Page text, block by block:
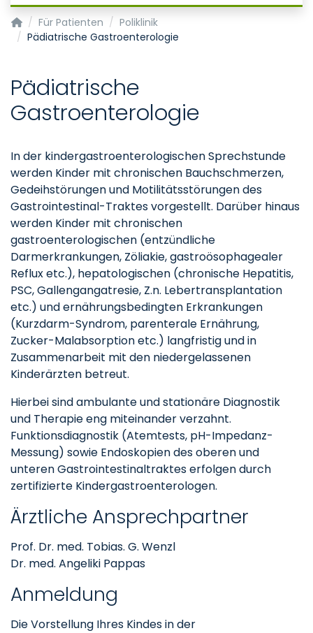
Klinik für Kinder- und Jugendmedizin
Für Patienten
Poliklinik
Pädiatrische Gastroenterologie
Pädiatrische
Gastroenterologie
In der kindergastroenterologischen Sprechstunde
werden Kinder mit chronischen Bauchschmerzen,
Gedeihstörungen und Motilitätsstörungen des
Gastrointestinal-Traktes vorgestellt. Darüber hinaus
werden Kinder mit chronischen
gastroenterologischen (entzündliche
Darmerkrankungen, Zöliakie, gastroösophagealer
Reflux etc.), hepatologischen (chronische Hepatitis,
PSC, Gallengangatresie, Z.n. Lebertransplantation
etc.) und ernährungsbedingten Erkrankungen
(Kurzdarm-Syndrom, parenterale Ernährung,
Zucker-Malabsorption etc.) langfristig und in
Zusammenarbeit mit den niedergelassenen
Kinderärzten betreut.
Hierbei sind ambulante und stationäre Diagnostik
und Therapie eng miteinander verzahnt.
Funktionsdiagnostik (Atemtests, pH-Impedanz-
Messung) sowie Endoskopien des oberen und
unteren Gastrointestinaltraktes erfolgen durch
zertifizierte Kindergastroenterologen.
Ärztliche Ansprechpartner
Prof. Dr. med. Tobias. G. Wenzl
Dr. med. Angeliki Pappas
Anmeldung
Die Vorstellung Ihres Kindes in der